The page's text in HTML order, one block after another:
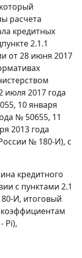
расчета
кредитных
2.1.1
от 28 июня 2017
июля 2017 года
10 января
№ 50655, 11
2013 года
№ 180-И), с
кредитного
с пунктами 2.1
И, итоговый
коэффициентам
Pi),